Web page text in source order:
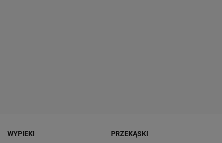
WYPIEKI PRZEKĄSKI